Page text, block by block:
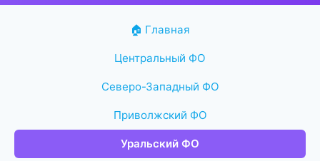
🏠 Главная
Центральный ФО
Северо-Западный ФО
Приволжский ФО
Уральский ФО